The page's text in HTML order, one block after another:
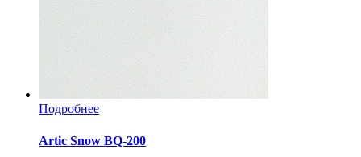
Подробнее
Artic Snow BQ-200